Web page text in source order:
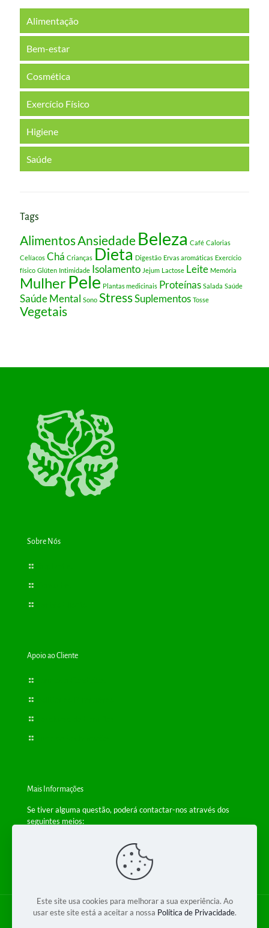
Alimentação
Bem-estar
Cosmética
Exercício Físico
Higiene
Saúde
Tags
AlimentosAnsiedade Beleza Café Calorias
Celíacos Chá Crianças Dieta Digestão Ervas aromáticas Exercício
físico Glúten Intimidade Isolamento Jejum Lactose Leite Memória
Mulher Pele Plantas medicinais Proteínas Salada Saúde
Saúde Mental Sono StressSuplementos Tosse
Vegetais
Sobre Nós
Apoio ao Cliente
Mais Informações
Se tiver alguma questão, poderá contactar-nos através dos
seguintes meios:
Telefone: +(351) 229 554 650
(Chamada para a rede fixa nacional)
info@bioplantas.com
© 2018 Bioplantas 2 - Produtos Dietéticos Lda. Todos os
Este site usa cookies para melhorar a sua experiência. Ao
usar este site está a aceitar a nossa Política de Privacidade.